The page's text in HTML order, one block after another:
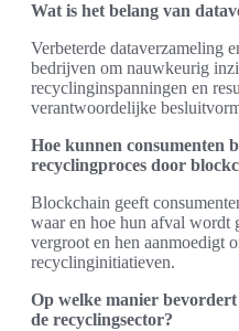
Wat is het belang van
Verbeterde dataverzameling
bedrijven om nauwkeurig
recyclinginspanningen en
verantwoordelijke
Hoe kunnen consumenten
recyclingproces door
Blockchain geeft
waar en hoe hun afval wordt
vergroot en hen aanmoedigt
recyclinginitiatieven.
Op welke manier
de recyclingsector?